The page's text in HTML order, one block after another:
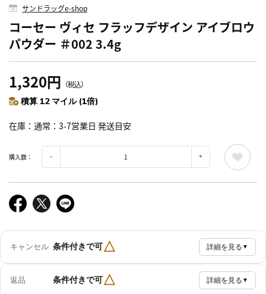
サンドラッグe-shop
コーセー ヴィセ フラッフデザイン アイブロウ
パウダー ＃002 3.4g
1,320円 （税込）
積算 12 マイル (1倍)
在庫 通常：3-7営業日 発送目安
購入数：
キャンセル 条件付きで可△ 詳細を見る ▼
返品 条件付きで可△ 詳細を見る ▼